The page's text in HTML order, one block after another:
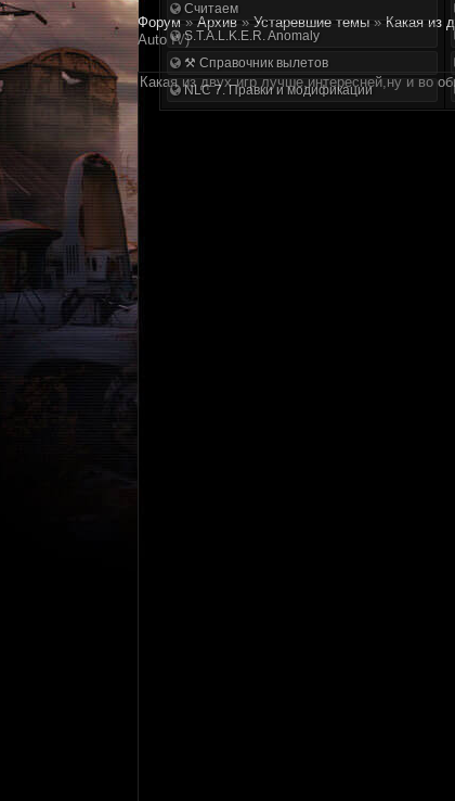
Считаем
S.T.A.L.K.E.R. Anomaly
⚒ Справочник вылетов
NLC 7. Правки и модификации
Форум » Архив » Устаревшие темы » Какая из
Auto IV)
Какая из двух игр лучше,интересней,ну и во